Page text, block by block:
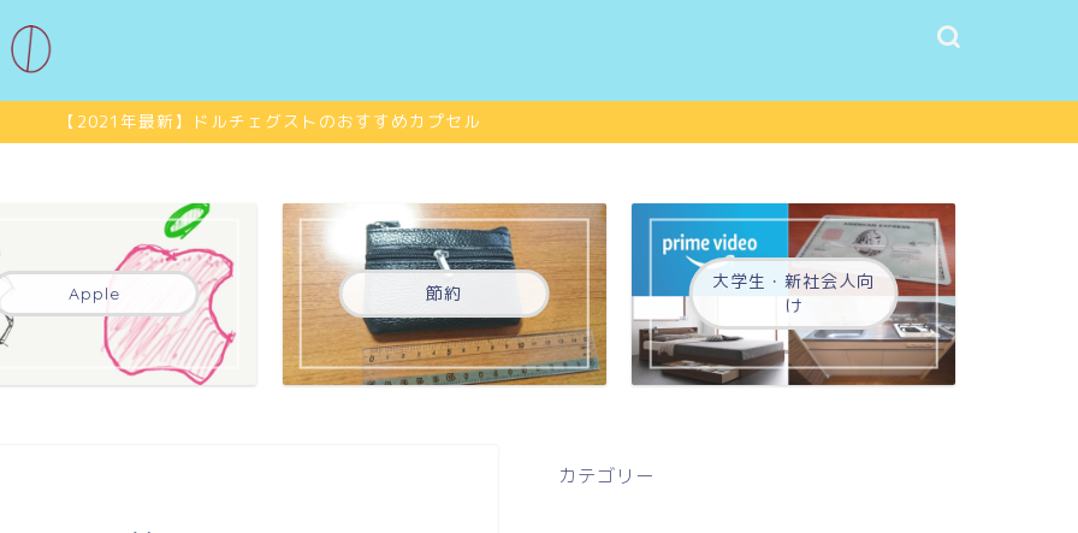
【2021年最新】ドルチェグストのおすすめカプセル
Apple 節約
大学生・新社会人向
け
カテゴリー